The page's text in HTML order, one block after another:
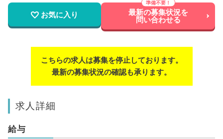
お気に入り 最新の募集状況を
問い合わせる
こちらの求人は募集を停止しております。
最新の募集状況の確認も承ります。
求人詳細
給与